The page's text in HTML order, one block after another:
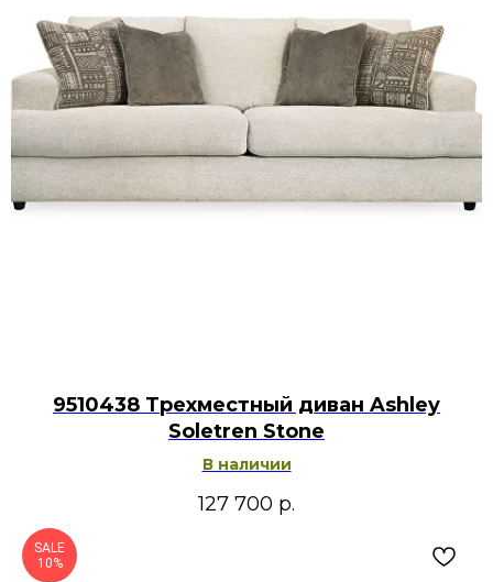
9510438 Трехместный диван Ashley
Soletren Stone
В наличии
127 700 р.
SALE
10%